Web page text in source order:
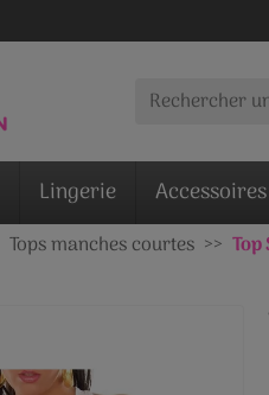
Lingerie Accessoires
Tops manches courtes Top